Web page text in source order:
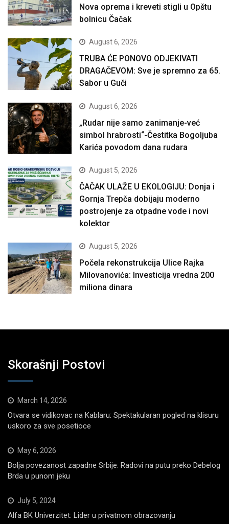
Nova oprema i kreveti stigli u Opštu
bolnicu Čačak
August 6, 2026
TRUBA ĆE PONOVO ODJEKIVATI
DRAGAČEVOM: Sve je spremno za 65.
Sabor u Guči
August 6, 2026
„Rudar nije samo zanimanje-već
simbol hrabrosti“-Čestitka Bogoljuba
Karića povodom dana rudara
August 5, 2026
ČAČAK ULAŽE U EKOLOGIJU: Donja i
Gornja Trepča dobijaju moderno
postrojenje za otpadne vode i novi
kolektor
August 5, 2026
Počela rekonstrukcija Ulice Rajka
Milovanovića: Investicija vredna 200
miliona dinara
Skorašnji Postovi
March 14, 2026
Otvara se vidikovac na Kablaru: Spektakularan pogled na klisuru
uskoro za sve posetioce
May 6, 2026
Bolja povezanost zapadne Srbije: Radovi na putu preko Debelog
Brda u punom jeku
July 5, 2024
Alfa BK Univerzitet: Lider u privatnom obrazovanju